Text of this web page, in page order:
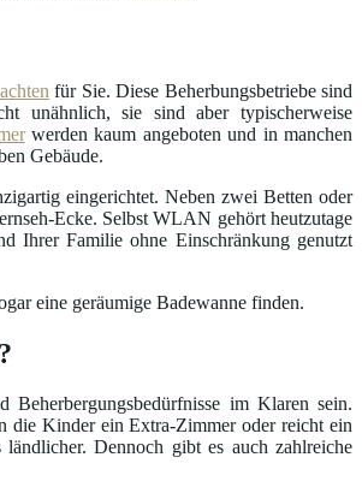
für Sie. Diese Beherbungsbetriebe sind
unähnlich, sie sind aber typischerweise
werden kaum angeboten und in manchen
Gebäude.
eingerichtet. Neben zwei Betten oder
Ecke. Selbst WLAN gehört heutzutage
Ihrer Familie ohne Einschränkung genutzt
eine geräumige Badewanne finden.
im Klaren sein.
die Kinder ein Extra-Zimmer oder reicht ein
Dennoch gibt es auch zahlreiche